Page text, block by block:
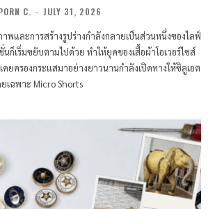
C. - JULY 31, 2026
พและการสร้างรูปร่างกำลังกลายเป็นส่วนหนึ่งของไลฟ์
ก็เริ่มขยับตามไปด้วย ทำให้ยุคของเสื้อผ้าโอเวอร์ไซส์
คยครองกระแสมาอย่างยาวนานกำลังเปิดทางให้ซิลูเอต
เฉพาะ Micro Shorts